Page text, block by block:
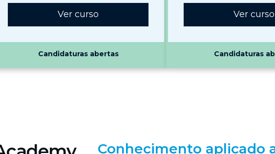
Ver curso
Candidaturas abertas
Ver curso
Candidaturas
Conhecimento aplicado